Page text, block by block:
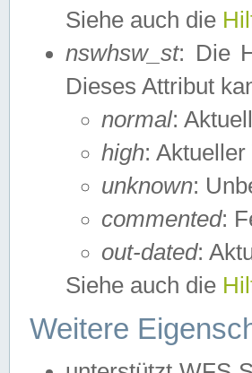
Siehe auch die
nswhsw_st: Die
Dieses Attribut
normal:
high:
unknown:
commented:
out-dated:
Siehe auch die
Weitere